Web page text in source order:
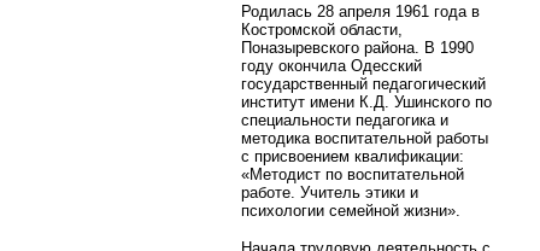
Родилась 28 апреля 1961 года в
Костромской области,
Поназыревского района. В 1990
году окончила Одесский
государственный педагогический
институт имени К.Д. Ушинского по
специальности педагогика и
методика воспитательной работы
с присвоением квалификации:
«Методист по воспитательной
работе. Учитель этики и
психологии семейной жизни».